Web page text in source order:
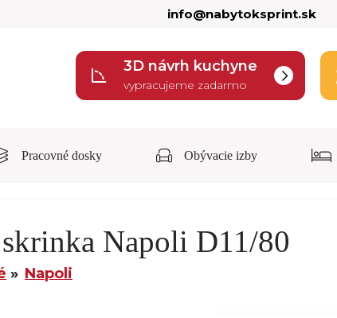
info@nabytoksprint.sk
3D návrh kuchyne
vypracujeme zadarmo
Pracovné dosky Obývacie izby
Napoli D11/80
Napoli